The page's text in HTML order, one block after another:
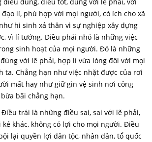
lí, phù hợp với mọi người, có ích cho xã
hi sinh xả thân vì sự nghiệp xây dựng
vì lí tưởng. Điều phải nhỏ là những việc
sinh hoạt của mọi người. Đó là những
với lẽ phải, hợp lí vừa lòng đôi với mọi
ta. Chẳng hạn như việc nhặt được của rơi
mất hay như giữ gìn vệ sinh nơi công
bãi chẳng hạn.
trái là những điều sai, sai với lẽ phải,
khác, không có lợi cho mọi người. Điều
lại quyền lợi dân tộc, nhân dân, tổ quốc